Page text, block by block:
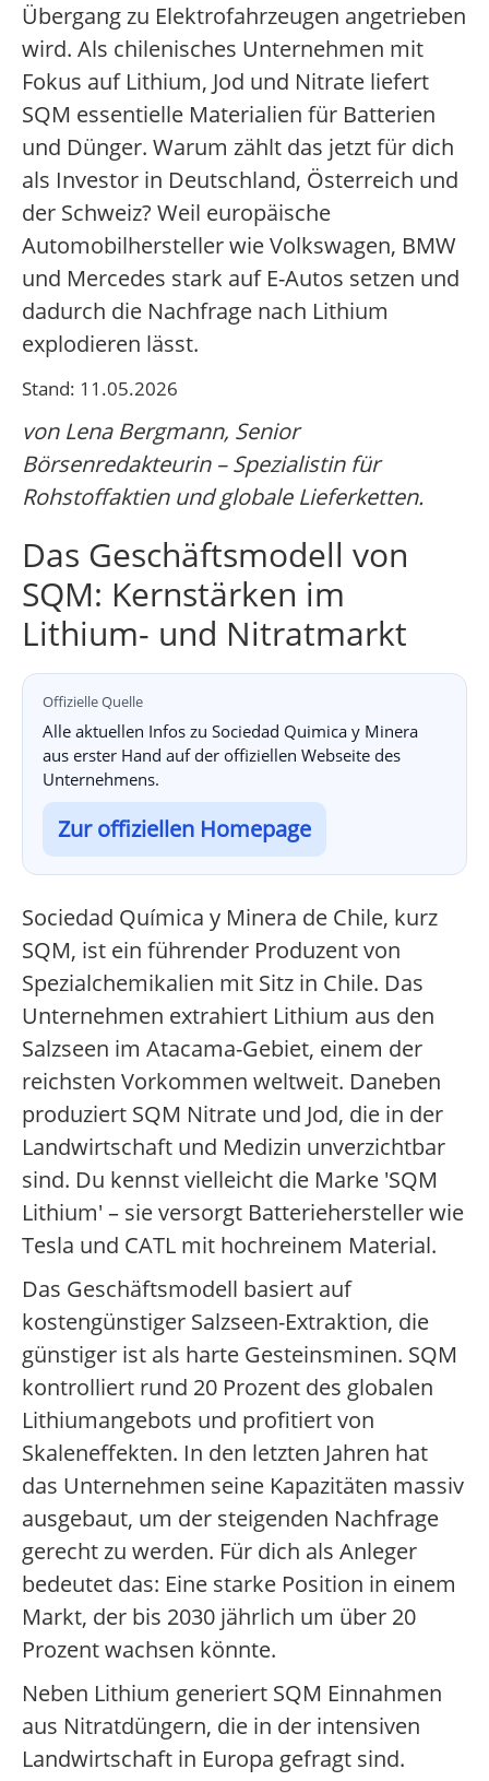
Übergang zu Elektrofahrzeugen angetrieben
wird. Als chilenisches Unternehmen mit
Fokus auf Lithium, Jod und Nitrate liefert
SQM essentielle Materialien für Batterien
und Dünger. Warum zählt das jetzt für dich
als Investor in Deutschland, Österreich und
der Schweiz? Weil europäische
Automobilhersteller wie Volkswagen, BMW
und Mercedes stark auf E-Autos setzen und
dadurch die Nachfrage nach Lithium
explodieren lässt.
Stand: 11.05.2026
von Lena Bergmann, Senior
Börsenredakteurin – Spezialistin für
Rohstoffaktien und globale Lieferketten.
Das Geschäftsmodell von
SQM: Kernstärken im
Lithium- und Nitratmarkt
Offizielle Quelle
Alle aktuellen Infos zu Sociedad Quimica y Minera
aus erster Hand auf der offiziellen Webseite des
Unternehmens.
Zur offiziellen Homepage
Sociedad Química y Minera de Chile, kurz
SQM, ist ein führender Produzent von
Spezialchemikalien mit Sitz in Chile. Das
Unternehmen extrahiert Lithium aus den
Salzseen im Atacama-Gebiet, einem der
reichsten Vorkommen weltweit. Daneben
produziert SQM Nitrate und Jod, die in der
Landwirtschaft und Medizin unverzichtbar
sind. Du kennst vielleicht die Marke 'SQM
Lithium' – sie versorgt Batteriehersteller wie
Tesla und CATL mit hochreinem Material.
Das Geschäftsmodell basiert auf
kostengünstiger Salzseen-Extraktion, die
günstiger ist als harte Gesteinsminen. SQM
kontrolliert rund 20 Prozent des globalen
Lithiumangebots und profitiert von
Skaleneffekten. In den letzten Jahren hat
das Unternehmen seine Kapazitäten massiv
ausgebaut, um der steigenden Nachfrage
gerecht zu werden. Für dich als Anleger
bedeutet das: Eine starke Position in einem
Markt, der bis 2030 jährlich um über 20
Prozent wachsen könnte.
Neben Lithium generiert SQM Einnahmen
aus Nitratdüngern, die in der intensiven
Landwirtschaft in Europa gefragt sind.